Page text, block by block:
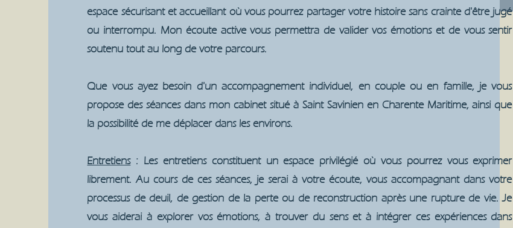
espace sécurisant et accueillant où vous pourrez partager votre histoire sans crainte d'être jugé
ou interrompu. Mon écoute active vous permettra de valider vos émotions et de vous sentir
soutenu tout au long de votre parcours.
Que vous ayez besoin d'un accompagnement individuel, en couple ou en famille, je vous
propose des séances dans mon cabinet situé à Saint Savinien en Charente Maritime, ainsi que
la possibilité de me déplacer dans les environs.
Entretiens: Les entretiens constituent un espace privilégié où vous pourrez vous exprimer
librement. Au cours de ces séances, je serai à votre écoute, vous accompagnant dans votre
processus de deuil, de gestion de la perte ou de reconstruction après une rupture de vie. Je
vous aiderai à explorer vos émotions, à trouver du sens et à intégrer ces expériences dans